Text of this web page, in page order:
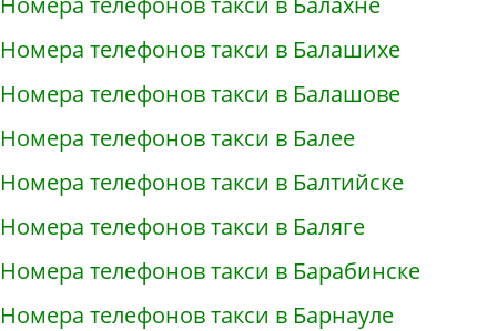
Номера телефонов такси в Балашихе
Номера телефонов такси в Балашове
Номера телефонов такси в Балее
Номера телефонов такси в Балтийске
Номера телефонов такси в Баляге
Номера телефонов такси в Барабинске
Номера телефонов такси в Барнауле